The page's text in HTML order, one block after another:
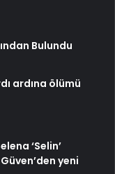
Bulundu
ardına ölümü
‘Selin’
yeni